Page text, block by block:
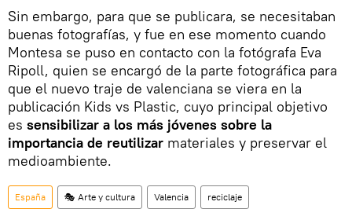
Sin embargo, para que se publicara, se necesitaban
buenas fotografías, y fue en ese momento cuando
Montesa se puso en contacto con la fotógrafa Eva
Ripoll, quien se encargó de la parte fotográfica para
que el nuevo traje de valenciana se viera en la
publicación Kids vs Plastic, cuyo principal objetivo
es sensibilizar a los más jóvenes sobre la
importancia de reutilizar materiales y preservar el
medioambiente.
España 🎭 Arte y cultura Valencia reciclaje